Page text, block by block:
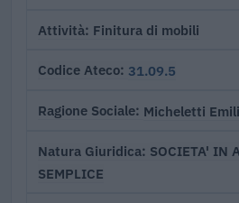
Attività Finitura di mobili
Codice Ateco 31.09.5
Ragione Sociale Micheletti
Natura Giuridica SOCIETA' IN
SEMPLICE